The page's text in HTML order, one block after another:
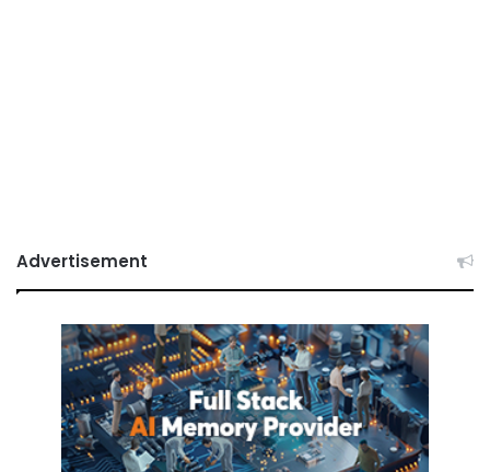
Advertisement